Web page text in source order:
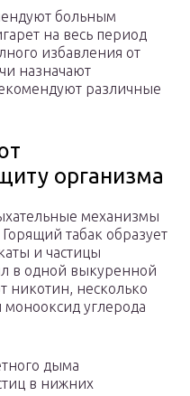
больным
на весь период
избавления от
назначают
различные
организма
механизмы
табак образует
и частицы
в одной выкуренной
никотин, несколько
углерода
дыма
в нижних